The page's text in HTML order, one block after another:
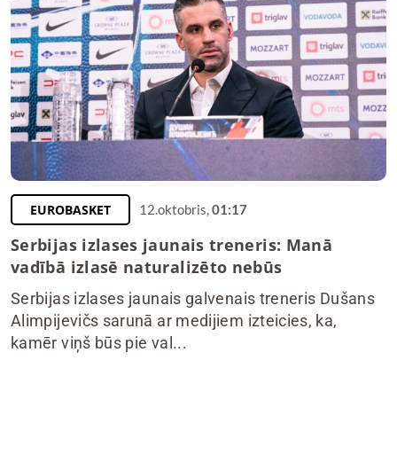
EUROBASKET 12.oktobris,01:17
Serbijas izlases jaunais treneris: Manā
vadībā izlasē naturalizēto nebūs
Serbijas izlases jaunais galvenais treneris Dušans
Alimpijevičs sarunā ar medijiem izteicies, ka,
kamēr viņš būs pie val...